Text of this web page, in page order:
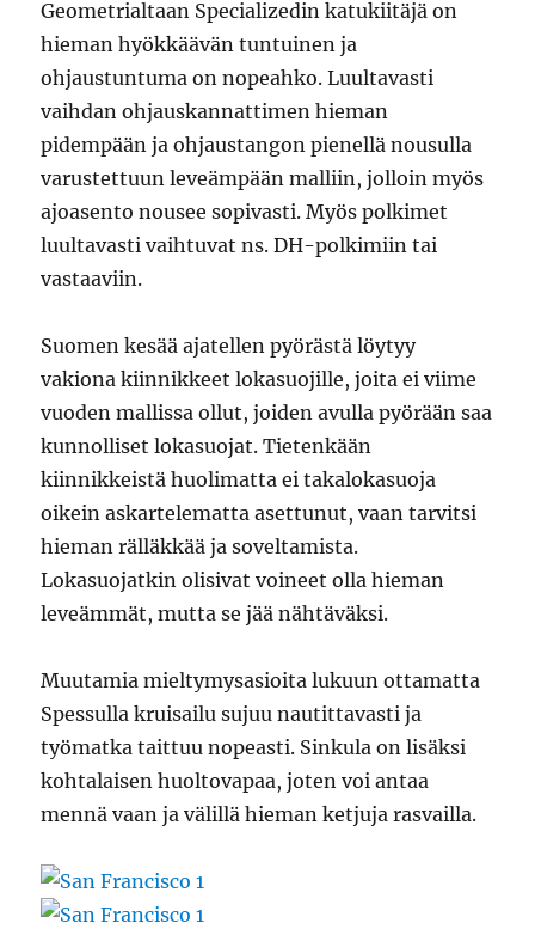
Geometrialtaan Specializedin katukiitäjä on
hieman hyökkäävän tuntuinen ja
ohjaustuntuma on nopeahko. Luultavasti
vaihdan ohjauskannattimen hieman
pidempään ja ohjaustangon pienellä nousulla
varustettuun leveämpään malliin, jolloin myös
ajoasento nousee sopivasti. Myös polkimet
luultavasti vaihtuvat ns. DH-polkimiin tai
vastaaviin.
Suomen kesää ajatellen pyörästä löytyy
vakiona kiinnikkeet lokasuojille, joita ei viime
vuoden mallissa ollut, joiden avulla pyörään saa
kunnolliset lokasuojat. Tietenkään
kiinnikkeistä huolimatta ei takalokasuoja
oikein askartelematta asettunut, vaan tarvitsi
hieman rälläkkää ja soveltamista.
Lokasuojatkin olisivat voineet olla hieman
leveämmät, mutta se jää nähtäväksi.
Muutamia mieltymysasioita lukuun ottamatta
Spessulla kruisailu sujuu nautittavasti ja
työmatka taittuu nopeasti. Sinkula on lisäksi
kohtalaisen huoltovapaa, joten voi antaa
mennä vaan ja välillä hieman ketjuja rasvailla.